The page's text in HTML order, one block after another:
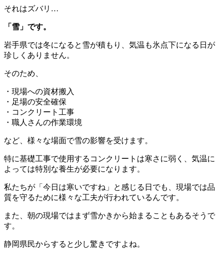
それはズバリ…
「雪」です。
岩手県では冬になると雪が積もり、気温も氷点下になる日が
珍しくありません。
そのため、
・現場への資材搬入
・足場の安全確保
・コンクリート工事
・職人さんの作業環境
など、様々な場面で雪の影響を受けます。
特に基礎工事で使用するコンクリートは寒さに弱く、気温に
よっては特別な養生が必要になります。
私たちが「今日は寒いですね」と感じる日でも、現場では品
質を守るために様々な工夫が行われているんです。
また、朝の現場ではまず雪かきから始まることもあるそうで
す。
静岡県民からすると少し驚きですよね。